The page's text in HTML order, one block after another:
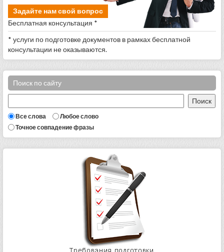
Задайте нам свой вопрос
Бесплатная консультация *
* услуги по подготовке документов в рамках бесплатной
консультации не оказываются.
Поиск по сайту
Все слова
Любое слово
Точное совпадение фразы